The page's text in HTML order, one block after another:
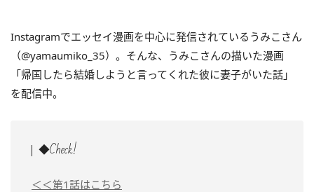
Instagramでエッセイ漫画を中心に発信されているうみこさん
（@yamaumiko_35）。そんな、うみこさんの描いた漫画
「帰国したら結婚しようと言ってくれた彼に妻子がいた話」
を配信中。
◆Check!
＜＜第1話はこちら